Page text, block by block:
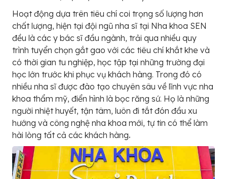
Hoạt động dựa trên tiêu chí coi trọng số lượng hơn
chất lượng, hiện tại đội ngũ nha sĩ tại Nha khoa SEN
đều là các y bác sĩ đầu ngành, trải qua nhiều quy
trình tuyển chọn gắt gao với các tiêu chí khắt khe và
có thời gian tu nghiệp, học tập tại những trường đại
học lớn trước khi phục vụ khách hàng. Trong đó có
nhiều nha sĩ được đào tạo chuyên sâu về lĩnh vực nha
khoa thẩm mỹ, điển hình là bọc răng sứ. Họ là những
người nhiệt huyết, tận tâm, luôn đi tắt đón đầu xu
hướng và công nghệ nha khoa mới, tự tin có thể làm
hài lòng tất cả các khách hàng.